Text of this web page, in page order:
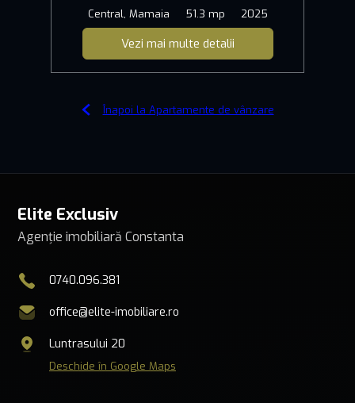
Central, Mamaia
51.3 mp 2025
Vezi mai multe detalii
Înapoi la Apartamente de vânzare
Elite Exclusiv
Agenție imobiliară Constanta
0740.096.381
office@elite-imobiliare.ro
Luntrasului 20
Deschide în Google Maps